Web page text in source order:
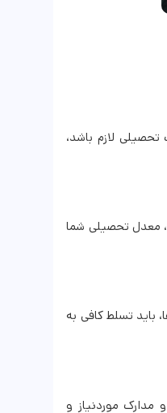
لازم باشد،
معدل تحصیلی شما
باید تسلط کافی به
مدارک موردنیاز و